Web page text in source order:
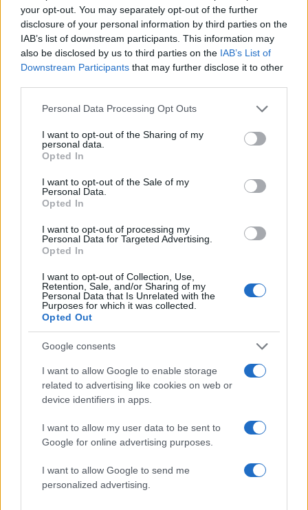
your opt-out. You may separately opt-out of the further
disclosure of your personal information by third parties on the
IAB’s list of downstream participants. This information may
also be disclosed by us to third parties on the IAB’s List of
Downstream Participants that may further disclose it to other
Please note that this website/app uses one or more Google
not limited to your visit or usage behaviour. You may click to
grant or deny consent to Google and its third-party tags to
use your data for below specified purposes in below Google
consent section.
Personal Data Processing Opt Outs
I want to opt-out of the Sharing of my
personal data.
Opted In
I want to opt-out of the Sale of my
Personal Data.
Opted In
I want to opt-out of processing my
Personal Data for Targeted Advertising.
Opted In
I want to opt-out of Collection, Use,
Retention, Sale, and/or Sharing of my
Personal Data that Is Unrelated with the
Purposes for which it was collected.
Opted Out
Google consents
I want to allow Google to enable storage
related to advertising like cookies on web or
device identifiers in apps.
I want to allow my user data to be sent to
Google for online advertising purposes.
I want to allow Google to send me
personalized advertising.
Ακολουθήστε το Νewsit.gr στοGoogle News και
ενημερωθείτε πρώτοι για όλη την ειδησεογραφία και τα
τελευταία νέατης ημέρας
Πιο δημοφιλή
Νίκα κάνουν διακοπές με πολυτελές γιοτ
με τα δύο παιδιά τους
έπαιζε Τσιτσάνη στο Φισκάρδο και τους
πρότεινε συνεργασία
Θρήνος για τον Λιονέλ Μέσι – Πέθανε ο
πατέρας του, Χόρχε
Ελίζαμπεθ Ελέτσι και Νεκτάριος Λεμονίδης
πήγαν στον Άγιο Νεκτάριο Βούλας για να
πάρουν την ευχή για τον γιο τους
Ηφαίστειο Σαντορίνης: Ένας 15χρονος που
δεν πρόλαβε να ξεφύγει από το τσουνάμι
μπορεί να αλλάξει τη χρονολογία της
προϊστορικής έκρηξης
Πιο σχολιασμένα
Βγήκαν ξανά τα μαχαίρια στην Ελπίδα
για τη Δημοκρατία: «Καρυστιανού,
Γρατσία και Γαλανός μετέτρεψαν το
κίνημα σε φοβικό αρχηγικό κόμμα»